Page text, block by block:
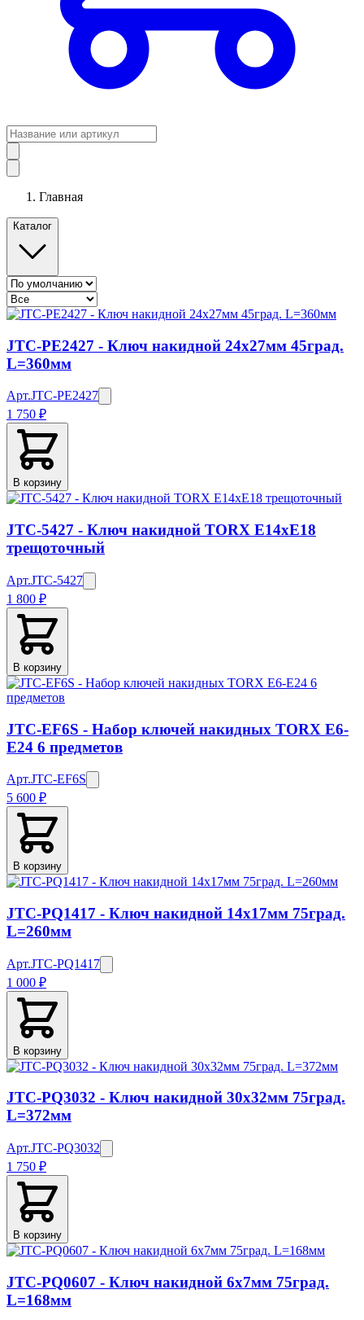
Главная
Каталог
JTC-PE2427 - Ключ накидной 24х27мм 45град.
L=360мм
Арт.JTC-PE2427
1 750 ₽
В корзину
JTC-5427 - Ключ накидной TORX E14хE18
трещоточный
Арт.JTC-5427
1 800 ₽
В корзину
JTC-EF6S - Набор ключей накидных TORX Е6-
E24 6 предметов
Арт.JTC-EF6S
5 600 ₽
В корзину
JTC-PQ1417 - Ключ накидной 14х17мм 75град.
L=260мм
Арт.JTC-PQ1417
1 000 ₽
В корзину
JTC-PQ3032 - Ключ накидной 30х32мм 75град.
L=372мм
Арт.JTC-PQ3032
1 750 ₽
В корзину
JTC-PQ0607 - Ключ накидной 6х7мм 75град.
L=168мм